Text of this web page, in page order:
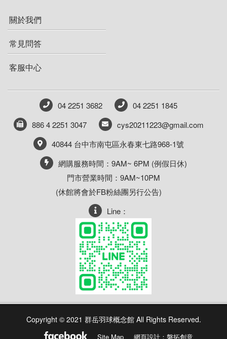
關於我們
常見問答
客服中心
04 2251 3682
04 2251 1845
886 4 2251 3047
cys20211223@gmail.com
40844 台中市南屯區永春東七路968-1號
網購服務時間：9AM~ 6PM (例假日休)
門市營業時間：9AM~10PM
(休館將會於FB粉絲團另行公告)
Line：
Copyright © 2021 群岳羽球概念館 All Rights Reserved.
Site Map 網頁設計：磐拓創意